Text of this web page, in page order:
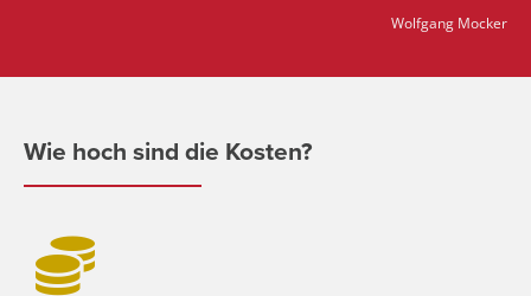
Wolfgang Mocker
Wie hoch sind die Kosten?
